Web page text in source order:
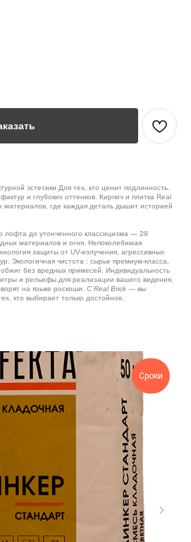
эстетики Для тех, кто ценит подлинность.
и глубоких оттенков. Кирпич и плитка Real
где каждая деталь дышит историей
лофта до утонченного классицизма — 29
материалов и огня. Непоколебимая
защиты от UV-излучения, агрессивных
Экологичная чистота : сырье премиум-класса,
обжиг без вредных примесей. Индивидуальность
и рельефы для реализации вашего видения.
на языке роскоши. С Real Brick — вы
кто выбирает только достойное.
Сроки